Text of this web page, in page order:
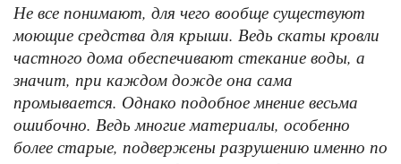
Не все понимают, для чего вообще существуют
моющие средства для крыши. Ведь скаты кровли
частного дома обеспечивают стекание воды, а
значит, при каждом дожде она сама
промывается. Однако подобное мнение весьма
ошибочно. Ведь многие материалы, особенно
более старые, подвержены разрушению именно по